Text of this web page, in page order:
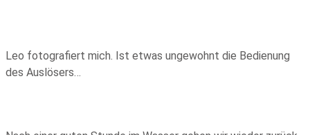
Leo fotografiert mich. Ist etwas ungewohnt die Bedienung
des Auslösers…